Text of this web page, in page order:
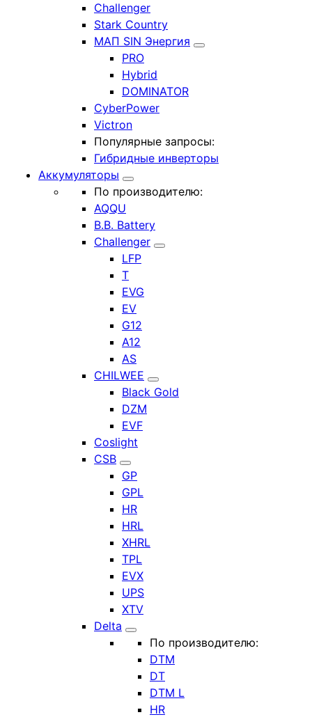
Challenger
Stark Country
МАП SIN Энергия
PRO
Hybrid
DOMINATOR
CyberPower
Victron
Популярные запросы:
Гибридные инверторы
Аккумуляторы
По производителю:
AQQU
B.B. Battery
Challenger
LFP
T
EVG
EV
G12
A12
AS
CHILWEE
Black Gold
DZM
EVF
Coslight
CSB
GP
GPL
HR
HRL
XHRL
TPL
EVX
UPS
XTV
Delta
По производителю:
DTM
DT
DTM L
HR